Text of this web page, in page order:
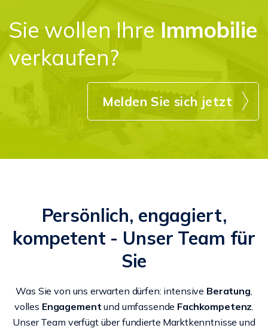
Sie wollen Ihre Immobilie
verkaufen?
Melden Sie sich jetzt
Persönlich, engagiert,
kompetent - Unser Team für
Sie
Was Sie von uns erwarten dürfen: intensive Beratung,
volles Engagementund umfassende Fachkompetenz.
Unser Team verfügt über fundierte Marktkenntnisse und